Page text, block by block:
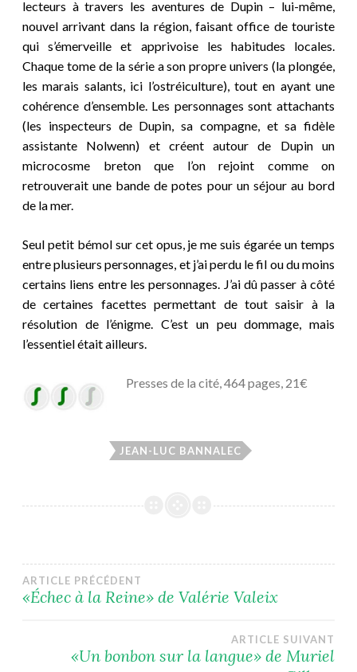
lecteurs à travers les aventures de Dupin – lui-même,
nouvel arrivant dans la région, faisant office de touriste
qui s’émerveille et apprivoise les habitudes locales.
Chaque tome de la série a son propre univers (la plongée,
les marais salants, ici l’ostréiculture), tout en ayant une
cohérence d’ensemble. Les personnages sont attachants
(les inspecteurs de Dupin, sa compagne, et sa fidèle
assistante Nolwenn) et créent autour de Dupin un
microcosme breton que l’on rejoint comme on
retrouverait une bande de potes pour un séjour au bord
de la mer.
Seul petit bémol sur cet opus, je me suis égarée un temps
entre plusieurs personnages, et j’ai perdu le fil ou du moins
certains liens entre les personnages. J’ai dû passer à côté
de certaines facettes permettant de tout saisir à la
résolution de l’énigme. C’est un peu dommage, mais
l’essentiel était ailleurs.
Presses de la cité, 464 pages, 21€
JEAN-LUC BANNALEC
Navigation
ARTICLE PRÉCÉDENT
«Échec à la Reine» de Valérie Valeix
ARTICLE SUIVANT
«Un bonbon sur la langue» de Muriel